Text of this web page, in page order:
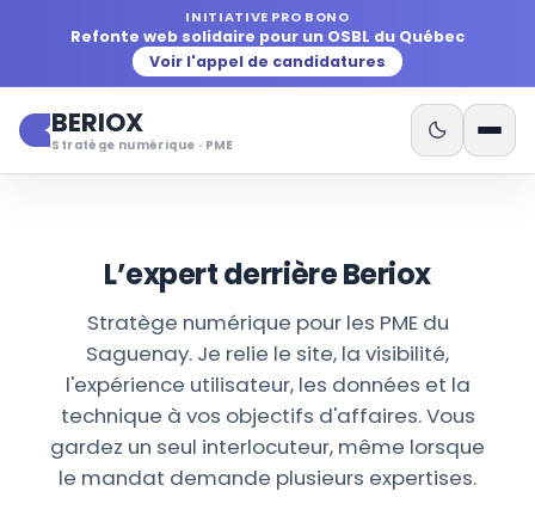
INITIATIVE PRO BONO
Refonte web solidaire pour un OSBL du Québec
Voir l'appel de candidatures
BERIOX
Stratège numérique · PME
L’expert derrière Beriox
Stratège numérique pour les PME du
Saguenay. Je relie le site, la visibilité,
l'expérience utilisateur, les données et la
technique à vos objectifs d'affaires. Vous
gardez un seul interlocuteur, même lorsque
le mandat demande plusieurs expertises.